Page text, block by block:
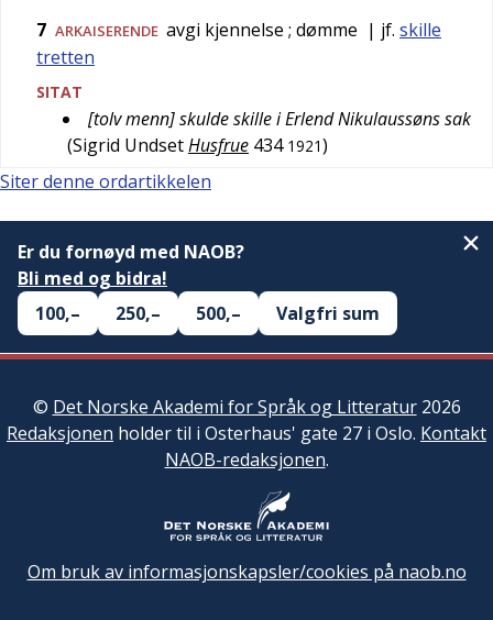
7 ARKAISERENDE avgi kjennelse ; dømme | jf. skille
tretten
SITAT
[tolv menn] skulde skille i Erlend Nikulaussøns sak
(Sigrid UndsetHusfrue 434 1921)
Siter denne ordartikkelen
Er du fornøyd med NAOB?
Bli med og bidra!
100,–
250,– 500,– Valgfri sum
© Det Norske Akademi for Språk og Litteratur2026
Redaksjonen holder til i Osterhaus' gate 27 i Oslo. Kontakt
NAOB-redaksjonen.
Om bruk av informasjonskapsler/cookies på naob.no